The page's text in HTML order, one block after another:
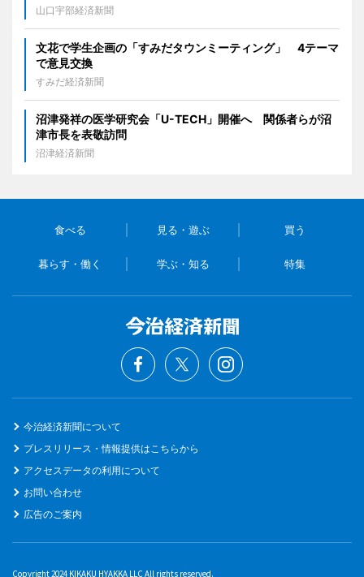
山口宇部経済新聞
文花で学生企画の「すみだタウンミーティング」 4テーマ
で意見交換
すみだ経済新聞
沼津発祥の医学研究会「U-TECH」開催へ 関係者らが沼
津市長を表敬訪問
沼津経済新聞
食べる 見る・遊ぶ 買う
暮らす・働く 学ぶ・知る 特集
今治経済新聞について
プレスリリース・情報提供はこちらから
アクセスデータの利用について
お問い合わせ
広告のご案内
Copyright 2024 KIKAKU HYAKKA LLC All rights reserved.